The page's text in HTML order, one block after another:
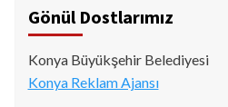
Gönül Dostlarımız
Konya Büyükşehir Belediyesi
Konya Reklam Ajansı